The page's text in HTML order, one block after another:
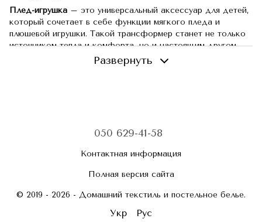
Плед-игрушка – это универсальный аксессуар для детей,
который сочетает в себе функции мягкого пледа и
плюшевой игрушки. Такой трансформер станет не только
источником тепла и комфорта, но и настоящим другом
для малыша. Он отлично подходит для сна, игр,
путешествий и станет украшением детской комнаты.
пледов-игрушек для детей разного возраста.
Преимущества пледов-игрушек
многофункциональный аксессуар, который решает сразу
несколько задач.
1. Двойная функциональность
Развернуть
050 629-41-58
Контактная информация
Полная версия сайта
© 2019 - 2026 - Домашний текстиль и постельное белье.
Укр Рус